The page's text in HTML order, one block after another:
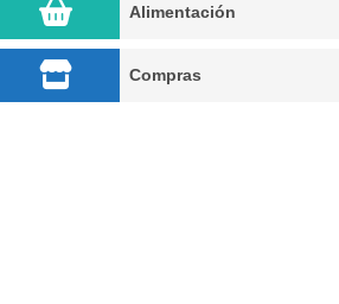
Alimentación
Compras